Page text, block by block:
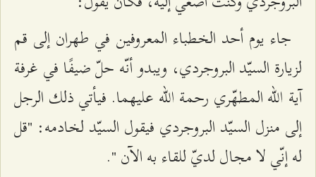
جاء يوم أحد الخطباء المعروفين في طهران إلى قم
لزيارة السيّد البروجردي، ويبدو أنّه حلّ ضيفًا في غرفة
آية الله المطهّري رحمة الله عليهما. فيأتي ذلك الرجل
إلى منزل السيّد البروجردي فيقول السيّد لخادمه: "قل
له إنّي لا مجال لديّ للقاء به الآن ".